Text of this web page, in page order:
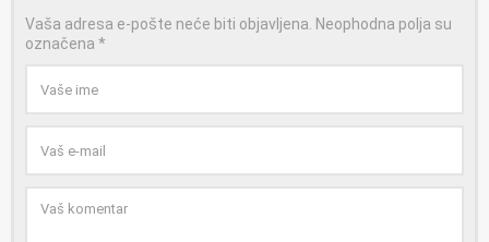
Vaša adresa e-pošte neće biti objavljena. Neophodna polja su
označena *